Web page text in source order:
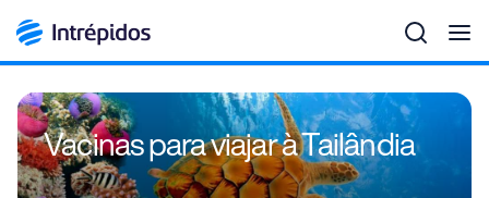
Vacinas para viajar à Tailândia